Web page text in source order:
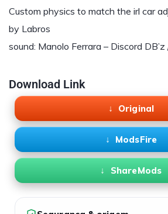
Custom physics to match the irl car
by Labros
sound: Manolo Ferrara – Discord
Download Link
Original
ModsFire
ShareMods